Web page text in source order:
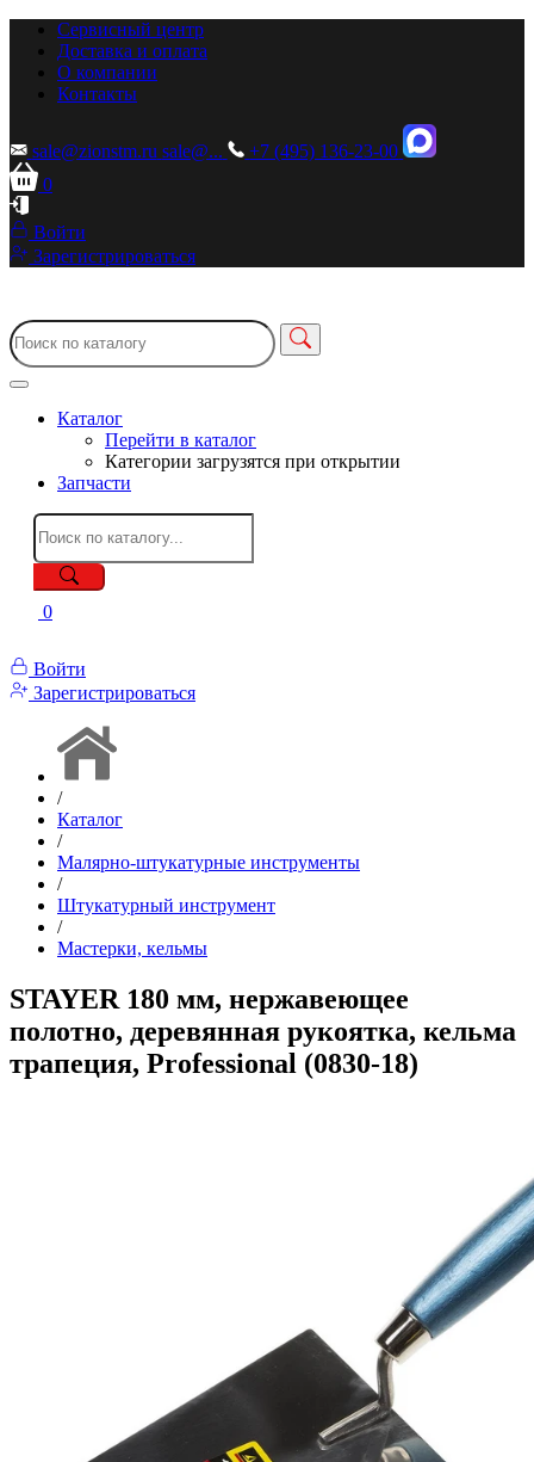
Сервисный центр
Доставка и оплата
О компании
Контакты
sale@zionstm.ru sale@...
+7 (495) 136-23-00
0
Войти
Зарегистрироваться
Каталог
Перейти в каталог
Категории загрузятся при открытии
Запчасти
0
Войти
Зарегистрироваться
/
Каталог
/
Малярно-штукатурные инструменты
/
Штукатурный инструмент
/
Мастерки, кельмы
STAYER 180 мм, нержавеющее
полотно, деревянная рукоятка, кельма
трапеция, Professional (0830-18)